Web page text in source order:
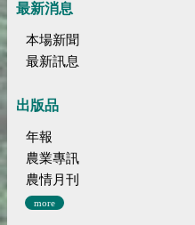
最新消息
本場新聞
最新訊息
出版品
年報
農業專訊
農情月刊
more